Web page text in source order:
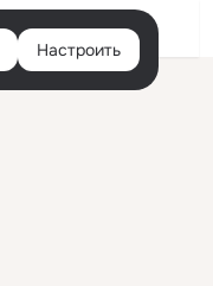
Настроить